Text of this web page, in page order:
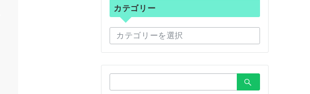
カテゴリー
テ
ゴ
リ
ー
索：